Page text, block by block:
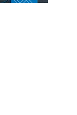
爾也會跟一些